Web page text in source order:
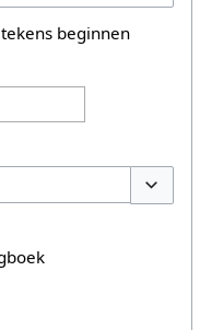
beginnen